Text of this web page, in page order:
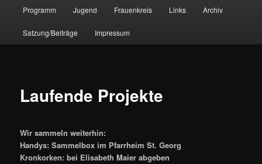
Programm Jugend Frauenkreis Links Archiv
Satzung/Beiträge Impressum
Laufende Projekte
Wir sammeln weiterhin:
Handys: Sammelbox im Pfarrheim St. Georg
Kronkorken: bei Elisabeth Maier abgeben